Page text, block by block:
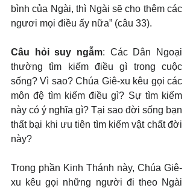
bình của Ngài, thì Ngài sẽ cho thêm các
ngươi mọi điều ấy nữa” (câu 33).
Câu hỏi suy ngẫm: Các Dân Ngoại
thường tìm kiếm điều gì trong cuộc
sống? Vì sao? Chúa Giê-xu kêu gọi các
môn đệ tìm kiếm điều gì? Sự tìm kiếm
này có ý nghĩa gì? Tại sao đời sống bạn
thất bại khi ưu tiên tìm kiếm vật chất đời
này?
Trong phần Kinh Thánh này, Chúa Giê-
xu kêu gọi những người đi theo Ngài